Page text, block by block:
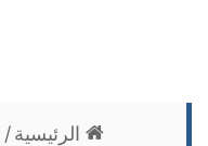
الرئيسية/